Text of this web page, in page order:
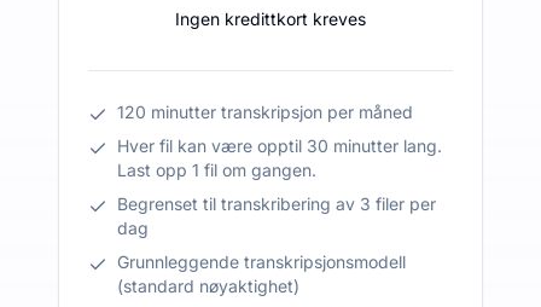
Ingen kredittkort kreves
120 minutter transkripsjon per måned
Hver fil kan være opptil 30 minutter lang.
Last opp 1 fil om gangen.
Begrenset til transkribering av 3 filer per
dag
Grunnleggende transkripsjonsmodell
(standard nøyaktighet)